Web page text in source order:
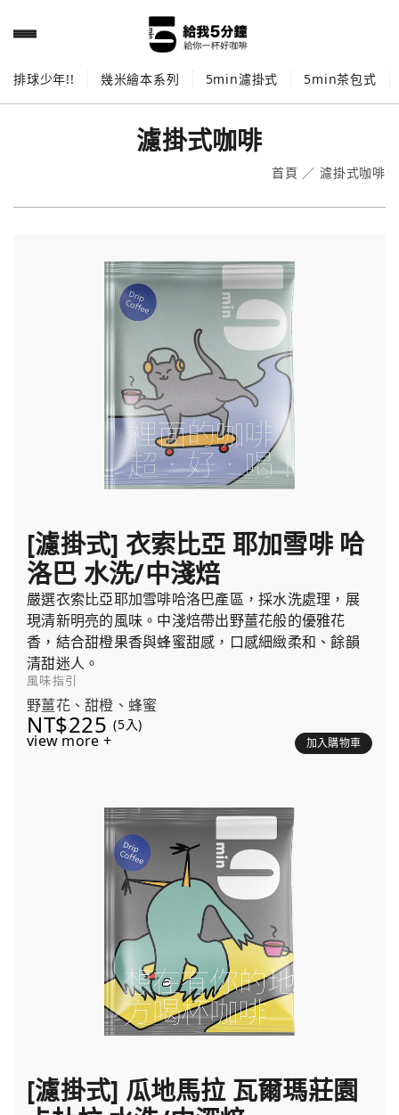
排球少年!! 幾米繪本系列 5min濾掛式 5min茶包式
濾掛式咖啡
首頁 ／ 濾掛式咖啡
[濾掛式] 衣索比亞 耶加雪啡 哈
洛巴 水洗/中淺焙
嚴選衣索比亞耶加雪啡哈洛巴產區，採水洗處理，展
現清新明亮的風味。中淺焙帶出野薑花般的優雅花
香，結合甜橙果香與蜂蜜甜感，口感細緻柔和、餘韻
清甜迷人。
風味指引
野薑花、甜橙、蜂蜜
NT$225 (5入)
view more + 加入購物車
[濾掛式] 瓜地馬拉 瓦爾瑪莊園